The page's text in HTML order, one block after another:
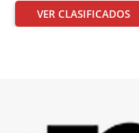
VER CLASIFICADOS